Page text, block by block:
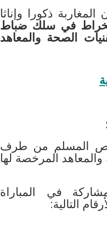
ذكورا وإناثا
في سلك ضباط
الصحة والمعاهد
المسلم من طرف
والمعاهد المرخصة لها
في المباراة
التالية: